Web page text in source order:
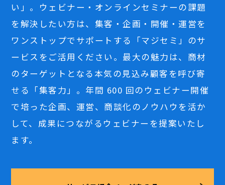
い」。ウェビナー・オンラインセミナーの課題
を解決したい方は、集客・企画・開催・運営を
ワンストップでサポートする「マジセミ」のサ
ービスをご活用ください。最大の魅力は、商材
のターゲットとなる本気の見込み顧客を呼び寄
せる「集客力」。年間 600 回のウェビナー開催
で培った企画、運営、商談化のノウハウを活か
して、成果につながるウェビナーを提案いたし
ます。